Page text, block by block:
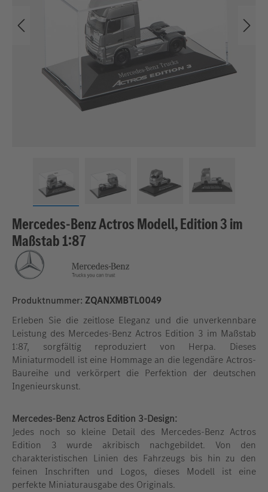
Mercedes-Benz Actros Modell, Edition 3 im
Maßstab 1:87
Produktnummer: ZQANXMBTL0049
Erleben Sie die zeitlose Eleganz und die unverkennbare
Leistung des Mercedes-Benz Actros Edition 3 im Maßstab
1:87, sorgfältig reproduziert von Herpa. Dieses
Miniaturmodell ist eine Hommage an die legendäre Actros-
Baureihe und verkörpert die Perfektion der deutschen
Ingenieurskunst.
Mercedes-Benz Actros Edition 3-Design:
Jedes noch so kleine Detail des Mercedes-Benz Actros
Edition 3 wurde akribisch nachgebildet. Von den
charakteristischen Linien des Fahrzeugs bis hin zu den
feinen Inschriften und Logos, dieses Modell ist eine
perfekte Miniaturausgabe des Originals.